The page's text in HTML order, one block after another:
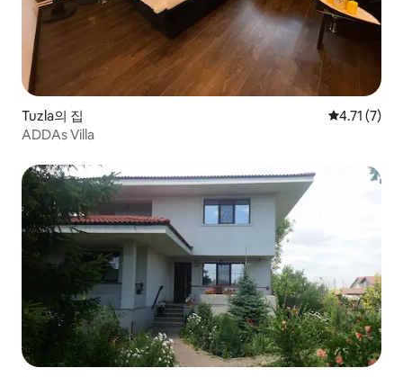
Tuzla의 집 평점 4.71점
4.71 (7)
ADDAs Villa